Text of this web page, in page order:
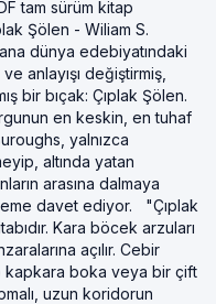
tam sürüm kitap
Şölen - Wiliam S.
dünya edebiyatındaki
anlayışı değiştirmiş,
bir bıçak: Çıplak Şölen.
en keskin, en tuhaf
yalnızca
altında yatan
arasına dalmaya
davet ediyor. "Çıplak
Kara böcek arzuları
açılır. Cebir
kapkara boka veya bir çift
uzun koridorun